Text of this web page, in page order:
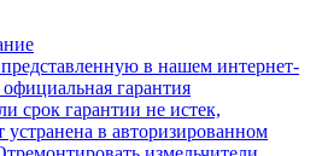
в нашем интернет-
официальная гарантия
срок гарантии не истек,
устранена в авторизированном